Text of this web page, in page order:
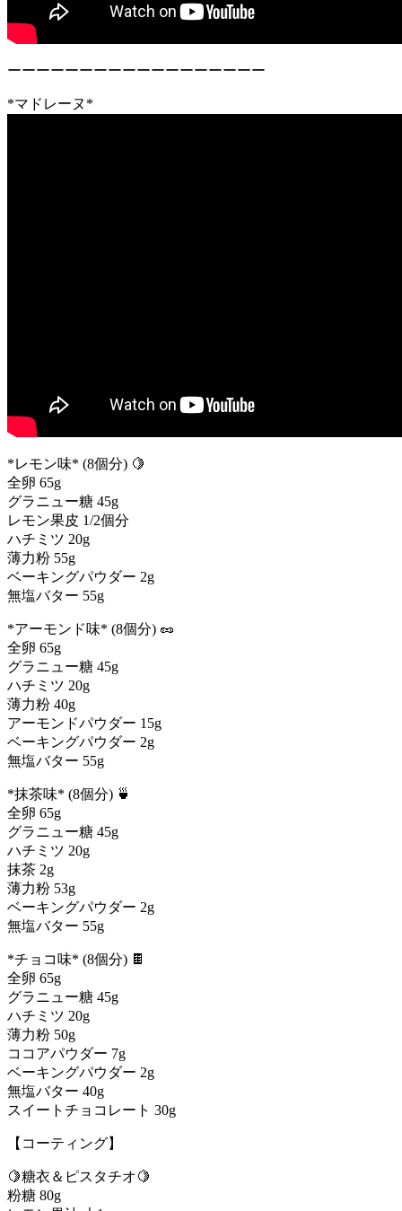
ーーーーーーーーーーーーーーーーーー
*マドレーヌ*
*レモン味* (8個分) 🍋
全卵 65g
グラニュー糖 45g
レモン果皮 1/2個分
ハチミツ 20g
薄力粉 55g
ベーキングパウダー 2g
無塩バター 55g
*アーモンド味* (8個分) 🥜
全卵 65g
グラニュー糖 45g
ハチミツ 20g
薄力粉 40g
アーモンドパウダー 15g
ベーキングパウダー 2g
無塩バター 55g
*抹茶味* (8個分) 🍵
全卵 65g
グラニュー糖 45g
ハチミツ 20g
抹茶 2g
薄力粉 53g
ベーキングパウダー 2g
無塩バター 55g
*チョコ味* (8個分) 🍫
全卵 65g
グラニュー糖 45g
ハチミツ 20g
薄力粉 50g
ココアパウダー 7g
ベーキングパウダー 2g
無塩バター 40g
スイートチョコレート 30g
【コーティング】
🍋糖衣＆ピスタチオ🍋
粉糖 80g